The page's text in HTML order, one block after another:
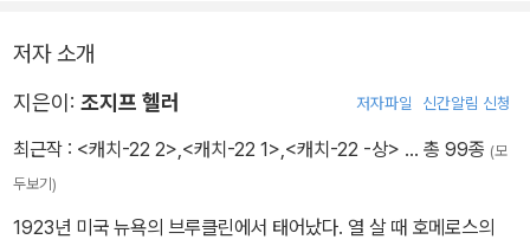
저자 소개
지은이: 조지프 헬러 저자파일 신간알림 신청
최근작 : <캐치-22 2> <캐치-22 1> <캐치-22 -상> … 총 99종 (모
두보기)
1923년 미국 뉴욕의 브루클린에서 태어났다. 열 살 때 호메로스의